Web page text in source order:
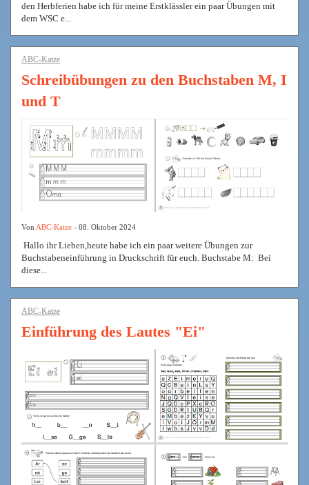
den Herbferien habe ich für meine Erstklässler ein paar Übungen mit
dem WSC e...
ABC-Katze
Schreibübungen zu den Buchstaben M, I
und T
Von ABC-Katze - 08. Oktober 2024
Hallo ihr Lieben,heute habe ich ein paar weitere Übungen zur
Buchstabeneinführung in Druckschrift für euch. Buchstabe M: Bei
diese...
ABC-Katze
Einführung des Lautes "Ei"